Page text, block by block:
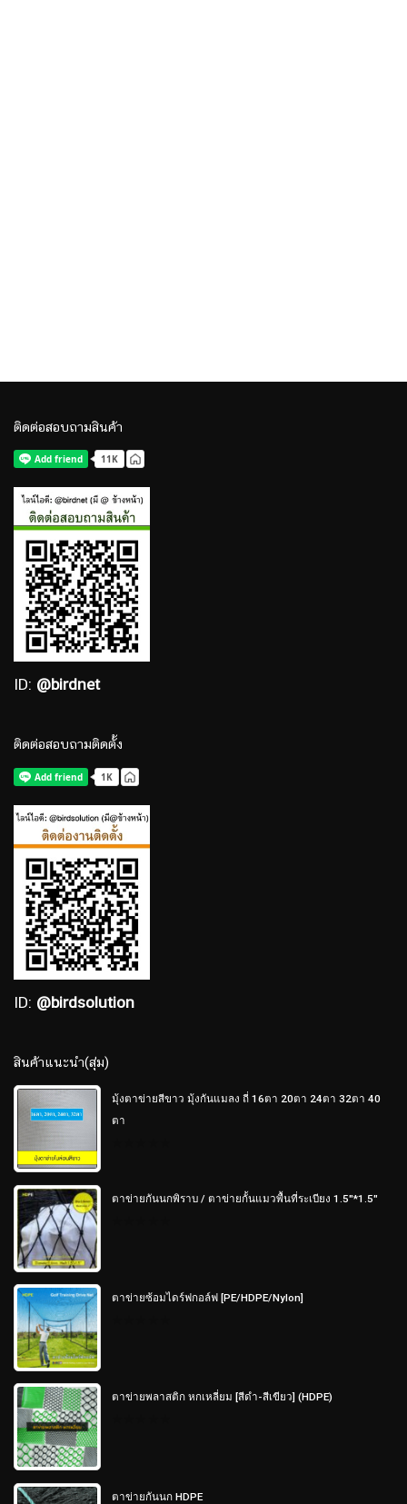
ติดต่อสอบถามสินค้า
ID: @birdnet
ติดต่อสอบถามติดตั้ง
ID: @birdsolution
สินค้าแนะนำ(สุ่ม)
มุ้งตาข่ายสีขาว มุ้งกันแมลง ถี่ 16ตา 20ตา 24ตา 32ตา 40
ตา
ตาข่ายกันนกพิราบ / ตาข่ายกั้นแมวพื้นที่ระเบียง 1.5"*1.5"
ตาข่ายซ้อมไดร์ฟกอล์ฟ [PE/HDPE/Nylon]
ตาข่ายพลาสติก หกเหลี่ยม [สีดำ-สีเขียว] (HDPE)
ตาข่ายกันนก HDPE